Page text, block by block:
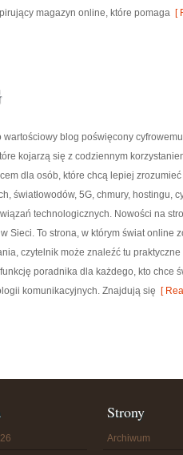
magazyn online, które pomaga [
wartościowy blog poświęcony
kojarzą się z codziennym
dla osób, które chcą lepiej
światłowodów, 5G, chmury, hostingu,
technologicznych. Nowości na
Sieci. To strona, w którym świat online
czytelnik może znaleźć tu
poradnika dla każdego, kto chce
komunikacyjnych. Znajdują się [
Strony
Archiwum